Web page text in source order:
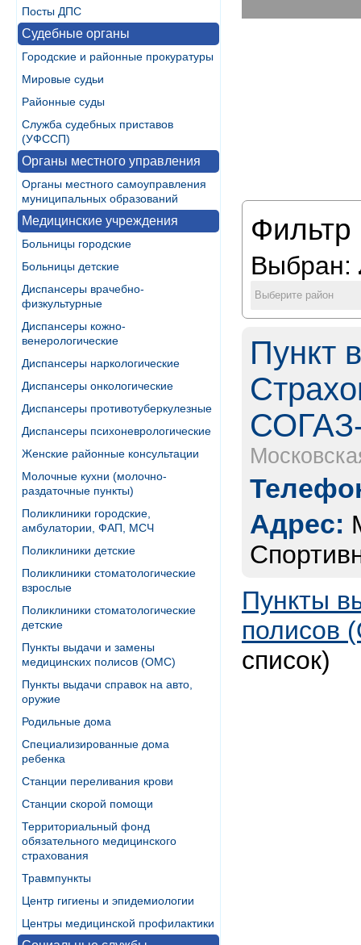
Посты ДПС
Судебные органы
Городские и районные прокуратуры
Мировые судьи
Районные суды
Служба судебных приставов
(УФССП)
Органы местного управления
Органы местного самоуправления
муниципальных образований
Медицинские учреждения
Больницы городские
Больницы детские
Диспансеры врачебно-
физкультурные
Диспансеры кожно-
венерологические
Диспансеры наркологические
Диспансеры онкологические
Диспансеры противотуберкулезные
Диспансеры психоневрологические
Женские районные консультации
Молочные кухни (молочно-
раздаточные пункты)
Поликлиники городские,
амбулатории, ФАП, МСЧ
Поликлиники детские
Поликлиники стоматологические
взрослые
Поликлиники стоматологические
детские
Пункты выдачи и замены
медицинских полисов (ОМС)
Пункты выдачи справок на авто,
оружие
Родильные дома
Специализированные дома
ребенка
Станции переливания крови
Станции скорой помощи
Территориальный фонд
обязательного медицинского
страхования
Травмпункты
Центр гигиены и эпидемиологии
Центры медицинской профилактики
Фильтр
Выбран:
Выберите район
Пункт
Адрес:
Пункты
полисов
список)